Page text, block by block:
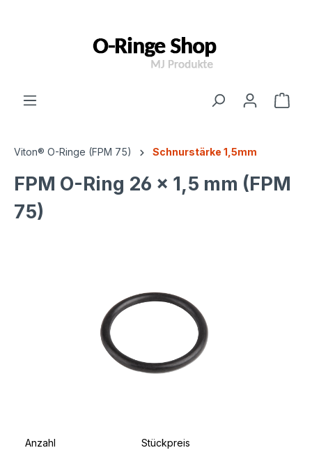
Viton® O-Ringe (FPM 75) Schnurstärke 1,5mm
FPM O-Ring 26 x 1,5 mm (FPM
75)
Anzahl Stückpreis